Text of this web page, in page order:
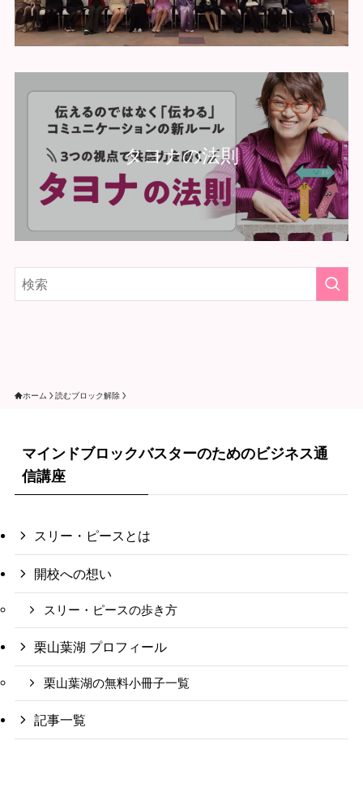
タヨナの法則
ホーム 読むブロック解除
マインドブロックバスターのためのビジネス通
信講座
スリー・ピースとは
開校への想い
スリー・ピースの歩き方
栗山葉湖 プロフィール
栗山葉湖の無料小冊子一覧
記事一覧